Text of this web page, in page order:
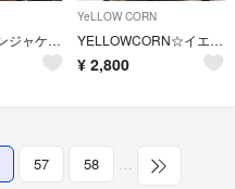
イエローコーンジャケット
YeLLOW CORN
YELLOWCORN☆イエローコーン メッシュジャケットたくぞー様購入予定。
¥ 2,800
57 58 …